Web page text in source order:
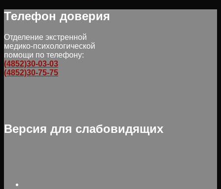
Телефон доверия
Отделение экстренной
медико-психологической
помощи по телефону:
(4852)30-03-03
(4852)30-75-75
Версия для слабовидящих